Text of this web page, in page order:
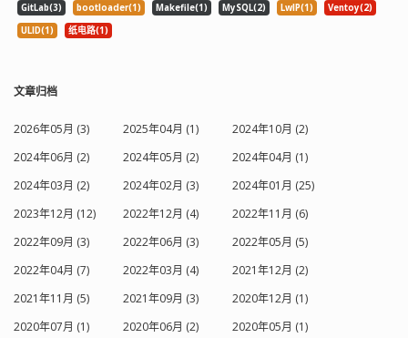
GitLab(3)
bootloader(1) Makefile(1) MySQL(2) LwIP(1)
Ventoy(2)
ULID(1)
纸电路(1)
文章归档
2026年05月 (3) 2025年04月 (1)
2024年10月 (2)
2024年06月 (2)
2024年05月 (2)
2024年04月 (1)
2024年03月 (2)
2024年02月 (3)
2024年01月 (25)
2023年12月 (12)
2022年12月 (4)
2022年11月 (6)
2022年09月 (3)
2022年06月 (3)
2022年05月 (5)
2022年04月 (7)
2022年03月 (4)
2021年12月 (2)
2021年11月 (5)
2021年09月 (3)
2020年12月 (1)
2020年07月 (1)
2020年06月 (2)
2020年05月 (1)